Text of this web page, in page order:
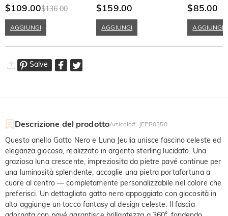
Nascita
$109.00$136.00
AGGIUNGI
Squalo Carino e Pietra di
$159.00
AGGIUNGI
Oro
$85.00
AGGIUNGI
Salve
Descrizione del prodottoArticolo#: JEPR0350
Questo anello Gatto Nero e Luna Jeulia unisce fascino celeste ed
eleganza giocosa, realizzato in argento sterling lucidato. Una
graziosa luna crescente, impreziosita da pietre pavé continue per
una luminosità splendente, accoglie una pietra portafortuna a
cuore al centro — completamente personalizzabile nel colore che
preferisci. Un dettagliato gatto nero appoggiato con giocosità in
alto aggiunge un tocco fantasy al design celeste. Il fascia